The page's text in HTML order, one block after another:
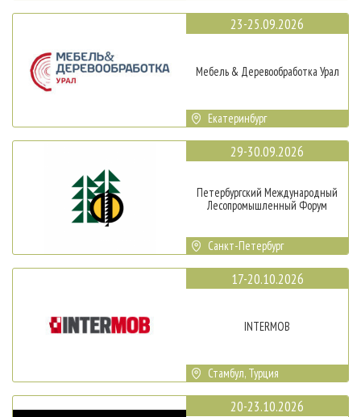
23-25.09.2026
Мебель & Деревообработка Урал
Екатеринбург
29-30.09.2026
Петербургский Международный
Лесопромышленный Форум
Санкт-Петербург
17-20.10.2026
INTERMOB
Стамбул, Турция
20-23.10.2026